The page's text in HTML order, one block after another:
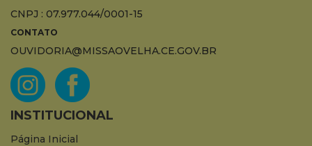
CNPJ : 07.977.044/0001-15
CONTATO
OUVIDORIA@MISSAOVELHA.CE.GOV.BR
INSTITUCIONAL
Página Inicial